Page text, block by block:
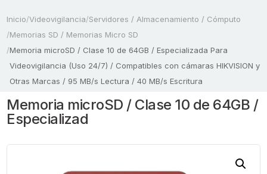
Inicio/Videovigilancia/Servidores / Almacenamiento / Cómputo
/Memorias SD / Memorias Micro SD
/Memoria microSD / Clase 10 de 64GB / Especializada Para
Videovigilancia (Uso 24/7) / Compatibles con cámaras HIKVISION y
Otras Marcas / 95 MB/s Lectura / 40 MB/s Escritura
Memoria microSD / Clase 10 de 64GB /
Especializad